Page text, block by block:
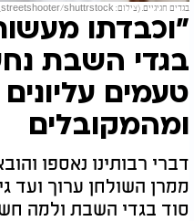
בגדים חגיגיים. (צילום: ay_streetshooter/shuttrstock)
"וכבדתו
בגדי השבת
טעמים
ומהמקובלים
דברי רבותינו נאספו
ממרן השולחן ערוך ועד
סוד בגדי השבת ולמה